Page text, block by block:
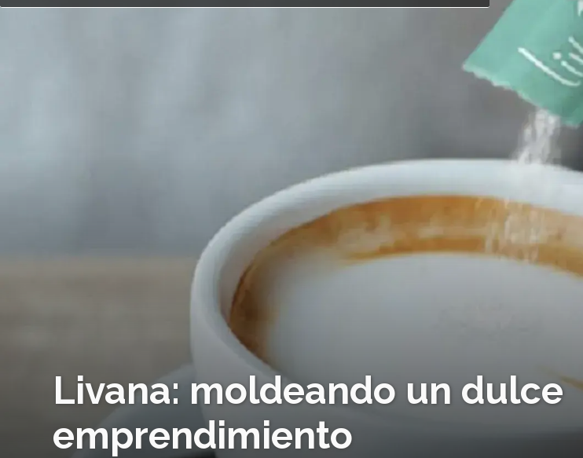
Livana: moldeando un dulce
emprendimiento